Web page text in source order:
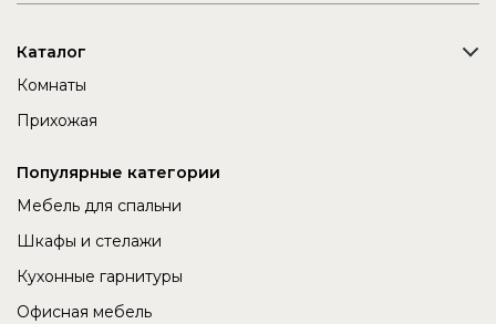
Каталог
Комнаты
Прихожая
Популярные категории
Мебель для спальни
Шкафы и стелажи
Кухонные гарнитуры
Офисная мебель